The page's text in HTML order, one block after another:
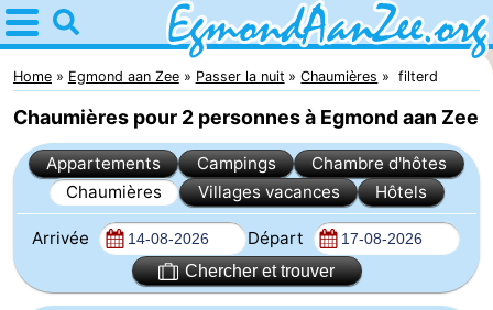
Home
Egmond
aan
Zee
Astuces
Avec
enfants
Noordhollands
duinreservaat
Passer
Home Egmond aan Zee Passer la nuit Chaumières filterd
Chaumières pour 2 personnes à Egmond aan Zee
Appartements Campings
Chambre d'hôtes
Chaumières
Villages vacances Hôtels
Arrivée Départ
Chercher et trouver